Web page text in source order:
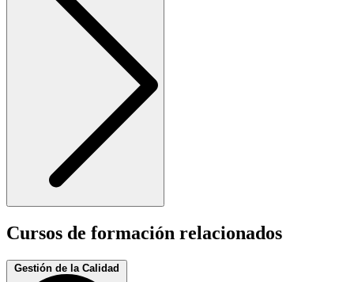
Cursos de formación relacionados